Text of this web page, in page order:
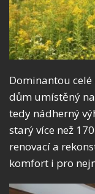
Dominantou
dům umístěný
tedy nádherný
starý více než
renovací a
komfort i pro